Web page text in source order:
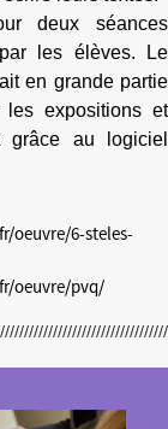
deux séances
les élèves. Le
en grande partie
les expositions et
grâce au logiciel
oeuvre/6-steles-
oeuvre/pvq/